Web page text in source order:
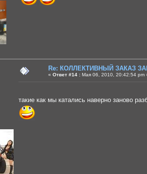
Re: КОЛЛЕКТИВНЫЙ ЗАКАЗ
« Ответ #14 : Мая 06, 2010, 20:42:54 pm
такие как мы катались наверно заново